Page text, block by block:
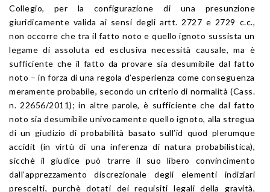
Collegio, per la configurazione di una presunzione
giuridicamente valida ai sensi degli artt. 2727 e 2729 c.c.,
non occorre che tra il fatto noto e quello ignoto sussista un
legame di assoluta ed esclusiva necessità causale, ma è
sufficiente che il fatto da provare sia desumibile dal fatto
noto – in forza di una regola d’esperienza come conseguenza
meramente probabile, secondo un criterio di normalità (Cass.
n. 22656/2011); in altre parole, è sufficiente che dal fatto
noto sia desumibile univocamente quello ignoto, alla stregua
di un giudizio di probabilità basato sull’id quod plerumque
accidit (in virtù di una inferenza di natura probabilistica),
sicchè il giudice può trarre il suo libero convincimento
dall’apprezzamento discrezionale degli elementi indiziari
prescelti, purchè dotati dei requisiti legali della gravità,